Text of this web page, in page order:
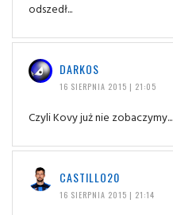
odszedł...
DARKOS
16 SIERPNIA 2015 | 21:05
Czyli Kovy już nie zobaczymy...
CASTILLO20
16 SIERPNIA 2015 | 21:14